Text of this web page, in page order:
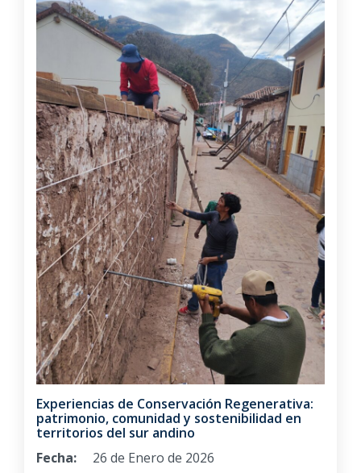
Experiencias de Conservación Regenerativa:
patrimonio, comunidad y sostenibilidad en
territorios del sur andino
Fecha:
26 de Enero de 2026